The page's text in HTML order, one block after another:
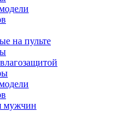
на пульте
мужчин